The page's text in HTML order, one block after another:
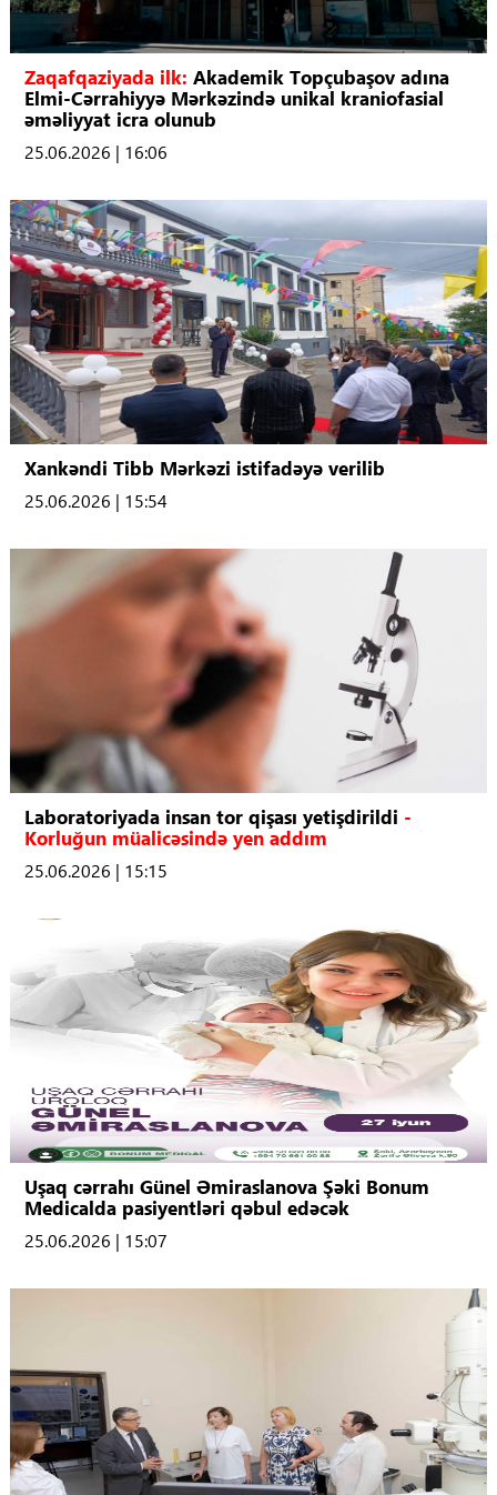
Zaqafqaziyada ilk: Akademik Topçubaşov adına
Elmi-Cərrahiyyə Mərkəzində unikal kraniofasial
əməliyyat icra olunub
25.06.2026 | 16:06
Xankəndi Tibb Mərkəzi istifadəyə verilib
25.06.2026 | 15:54
Laboratoriyada insan tor qişası yetişdirildi -
Korluğun müalicəsində yen addım
25.06.2026 | 15:15
Uşaq cərrahı Günel Əmiraslanova Şəki Bonum
Medicalda pasiyentləri qəbul edəcək
25.06.2026 | 15:07